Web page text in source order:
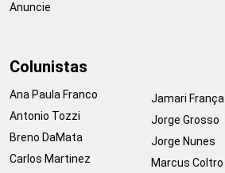
Anuncie
Colunistas
Ana Paula Franco
Antonio Tozzi
Breno DaMata
Carlos Martinez
Jamari França
Jorge Grosso
Jorge Nunes
Marcus Coltro